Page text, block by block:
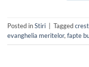
Posted inStiri Tagged
evanghelia meritelor, fapte